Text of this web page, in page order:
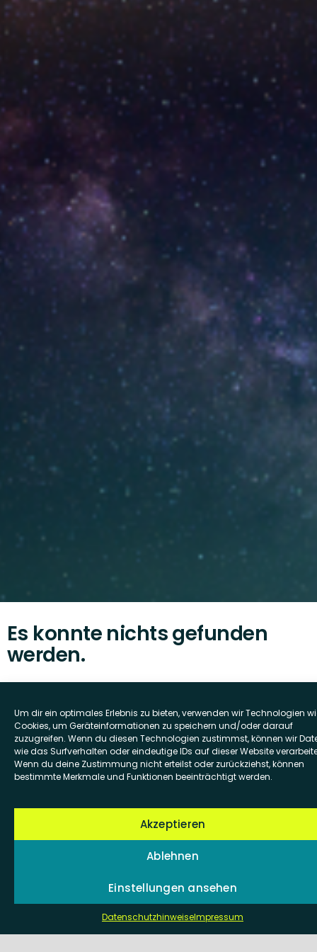
Um dir ein optimales Erlebnis zu bieten, verwenden wir Technologien
Cookies, um Geräteinformationen zu speichern und/oder darauf
zuzugreifen. Wenn du diesen Technologien zustimmst, können wir
wie das Surfverhalten oder eindeutige IDs auf dieser Website
Wenn du deine Zustimmung nicht erteilst oder zurückziehst, können
bestimmte Merkmale und Funktionen beeinträchtigt werden.
Akzeptieren
Ablehnen
Einstellungen ansehen
DatenschutzhinweiseImpressum
Es konnte nichts gefunden
werden.
konnten, wonach du gesucht hast.
Möglicherweise hilft die Suchfunktion.
Suche
Frankfurt — Stuttgart — Berlin